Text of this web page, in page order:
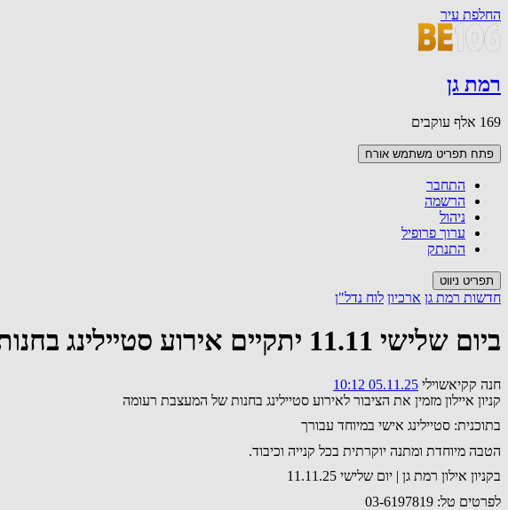
החלפת עיר
רמת גן
169 אלף עוקבים
פתח תפריט משתמש אורח
התחבר
הרשמה
ניהול
ערוך פרופיל
התנתק
תפריט ניווט
חדשות רמת גן ארכיון לוח נדל"ן
ביום שלישי 11.11 יתקיים אירוע סטיילינג בחנות המעצבת רעומה בקניון איילון רמת גן
חנה קקיאשוילי 05.11.25 10:12
קניון איילון מזמין את הציבור לאירוע סטיילינג בחנות של המעצבת רעומה
בתוכנית: סטיילינג אישי במיוחד עבורך
הטבה מיוחדת ומתנה יוקרתית בכל קנייה וכיבוד.
בקניון אילון רמת גן | יום שלישי 11.11.25
לפרטים טל: 03-6197819